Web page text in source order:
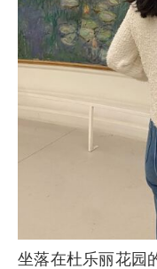
坐落在杜乐丽花园的中心，橘园美术馆是克劳德·莫